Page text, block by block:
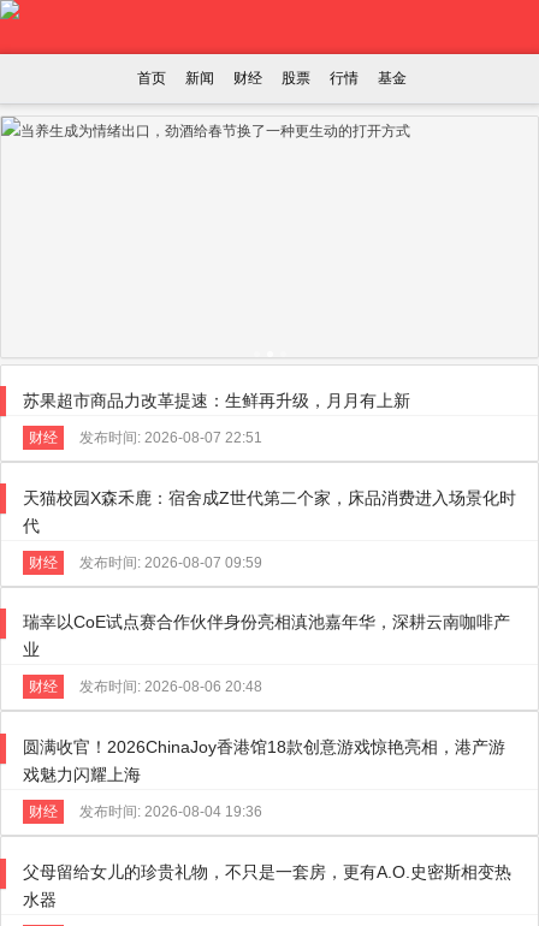
首页 新闻 财经 股票 行情 基金
苏果超市商品力改革提速：生鲜再升级，月月有上新
财经 发布时间: 2026-08-07 22:51
天猫校园X森禾鹿：宿舍成Z世代第二个家，床品消费进入场景化时
代
财经 发布时间: 2026-08-07 09:59
瑞幸以CoE试点赛合作伙伴身份亮相滇池嘉年华，深耕云南咖啡产
业
财经 发布时间: 2026-08-06 20:48
圆满收官！2026ChinaJoy香港馆18款创意游戏惊艳亮相，港产游
戏魅力闪耀上海
财经 发布时间: 2026-08-04 19:36
父母留给女儿的珍贵礼物，不只是一套房，更有A.O.史密斯相变热
水器